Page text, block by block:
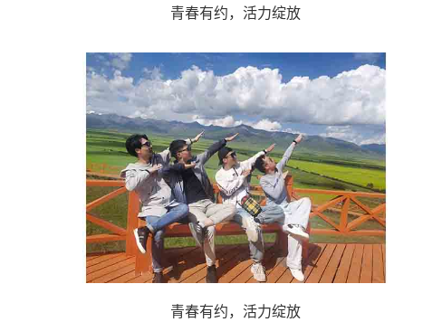
青春有约，活力绽放
青春有约，活力绽放